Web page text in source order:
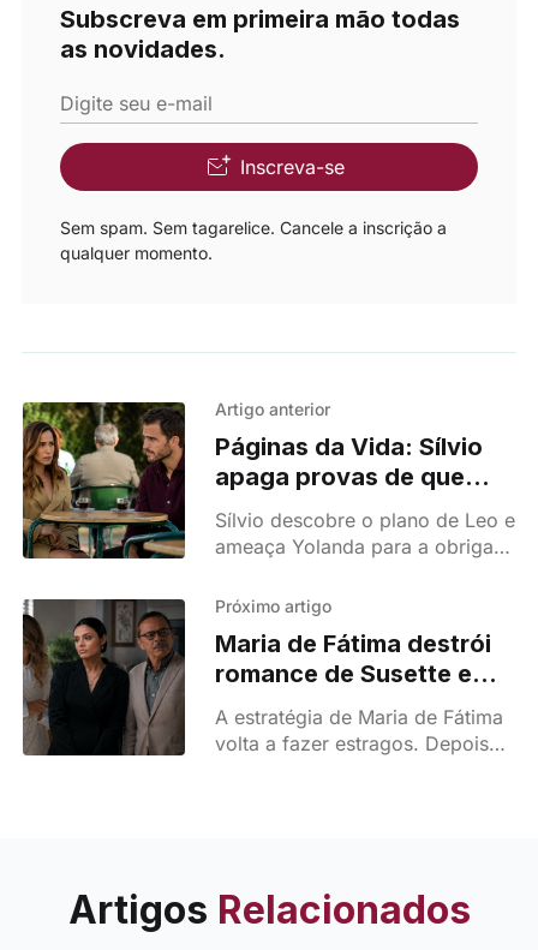
Subscreva em primeira mão todas
as novidades.
Digite seu e-mail
Inscreva-se
Sem spam. Sem tagarelice. Cancele a inscrição a
qualquer momento.
Artigo anterior
Páginas da Vida: Sílvio
apaga provas de que
matou Nanda
Sílvio descobre o plano de Leo e
ameaça Yolanda para a obrigar
acontece.
Próximo artigo
Maria de Fátima destrói
romance de Susette e
Leumi em 'Terra Forte'
A estratégia de Maria de Fátima
volta a fazer estragos. Depois
Artigos Relacionados